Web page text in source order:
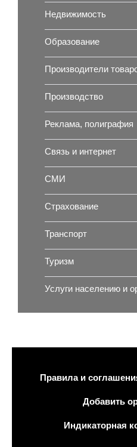
Недвижимость
Образование
Производители
Производство
Реклама, полиграфия
Связь и интернет
СМИ
Страхование
Транспорт
Туризм
Услуги населению и
Правила и
Добавить
Индикаторная